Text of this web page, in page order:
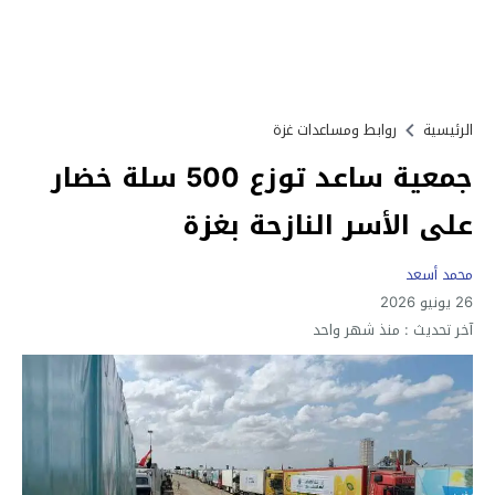
الرئيسية روابط ومساعدات غزة
جمعية ساعد توزع 500 سلة خضار
على الأسر النازحة بغزة
محمد أسعد
26 يونيو 2026
آخر تحديث : منذ شهر واحد